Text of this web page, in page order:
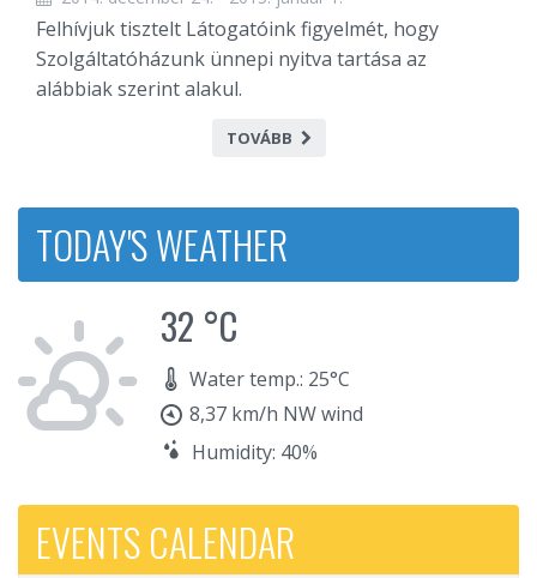
Felhívjuk tisztelt Látogatóink figyelmét, hogy
Szolgáltatóházunk ünnepi nyitva tartása az
alábbiak szerint alakul.
TOVÁBB
TODAY'S WEATHER
32 °C
Water temp.: 25°C
8,37 km/h NW wind
Humidity: 40%
EVENTS CALENDAR